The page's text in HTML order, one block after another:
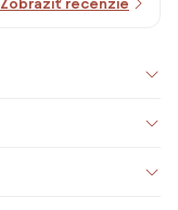
Zobraziť recenzie